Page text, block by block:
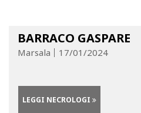
BARRACO GASPARE
Marsala 17/01/2024
LEGGI NECROLOGI